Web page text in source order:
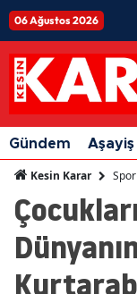
06 Ağustos 2026
Gündem Aşayiş
Kesin Karar Spor